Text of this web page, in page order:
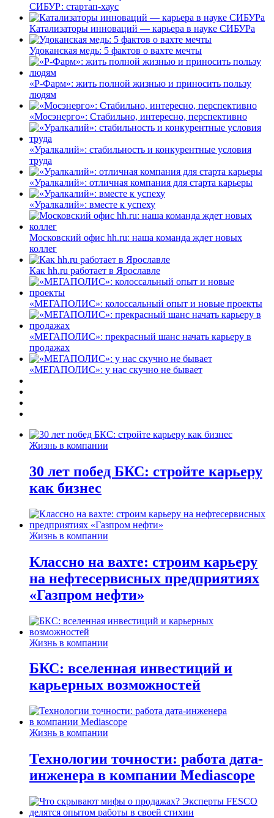
СИБУР: стартап-хаус
Катализаторы инноваций — карьера в науке СИБУРа
Удоканская медь: 5 фактов о вахте мечты
«Р-Фарм»: жить полной жизнью и приносить пользу
людям
«Мосэнерго»: Стабильно, интересно, перспективно
«Уралкалий»: стабильность и конкурентные условия
труда
«Уралкалий»: отличная компания для старта карьеры
«Уралкалий»: вместе к успеху
Московский офис hh.ru: наша команда ждет новых
коллег
Как hh.ru работает в Ярославле
«МЕГАПОЛИС»: колоссальный опыт и новые проекты
«МЕГАПОЛИС»: прекрасный шанс начать карьеру в
продажах
«МЕГАПОЛИС»: у нас скучно не бывает
Жизнь в компании
30 лет побед БКС: стройте карьеру
как бизнес
Жизнь в компании
Классно на вахте: строим карьеру
на нефтесервисных предприятиях
«Газпром нефти»
Жизнь в компании
БКС: вселенная инвестиций и
карьерных возможностей
Жизнь в компании
Технологии точности: работа дата-
инженера в компании Mediascope